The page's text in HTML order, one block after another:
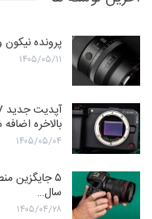
پرونده
۱۴۰۵/۰۵/۱۱
بالاخره
۱۴۰۵/۰۵/۰۴
۵ جایگزین
سال…
۱۴۰۵/۰۴/۲۸